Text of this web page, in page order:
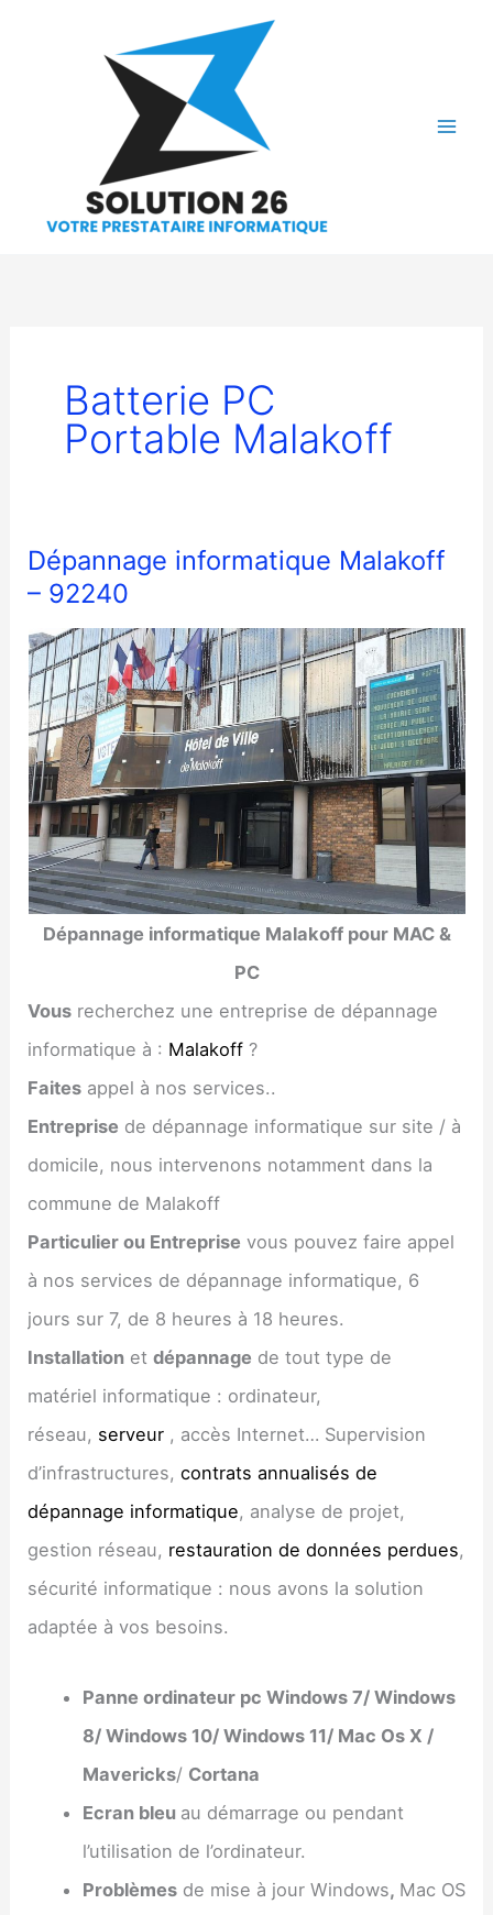
Batterie PC
Portable Malakoff
Dépannage informatique Malakoff
– 92240
Dépannage informatique Malakoff pour MAC &
PC
Vous recherchez une entreprise de dépannage
informatique à : Malakoff ?
Faites appel à nos services..
Entreprise de dépannage informatique sur site / à
domicile, nous intervenons notamment dans la
commune de Malakoff
Particulier ou Entreprise vous pouvez faire appel
à nos services de dépannage informatique, 6
jours sur 7, de 8 heures à 18 heures.
Installation etdépannage de tout type de
matériel informatique : ordinateur,
réseau, serveur , accès Internet… Supervision
d’infrastructures, contrats annualisés de
dépannage informatique, analyse de projet,
gestion réseau, restauration de données perdues,
sécurité informatique : nous avons la solution
adaptée à vos besoins.
Panne ordinateur pc Windows 7/ Windows
8/ Windows 10/ Windows 11/ Mac Os X /
Mavericks/ Cortana
Ecran bleu au démarrage ou pendant
l’utilisation de l’ordinateur.
Problèmesde mise à jour Windows, Mac OS